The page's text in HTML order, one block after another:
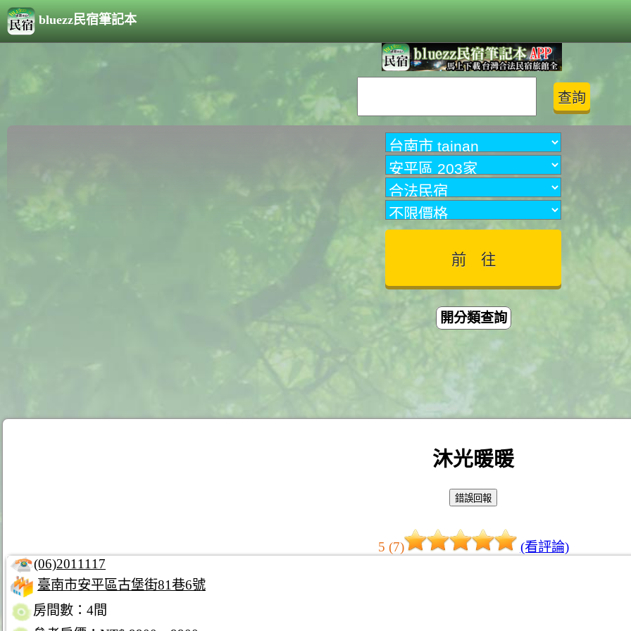
bluezz民宿筆記本
開分類查詢
沐光暖暖
5 (7)
(看評論)
(06)2011117
臺南市安平區古堡街81巷6號
房間數：4間